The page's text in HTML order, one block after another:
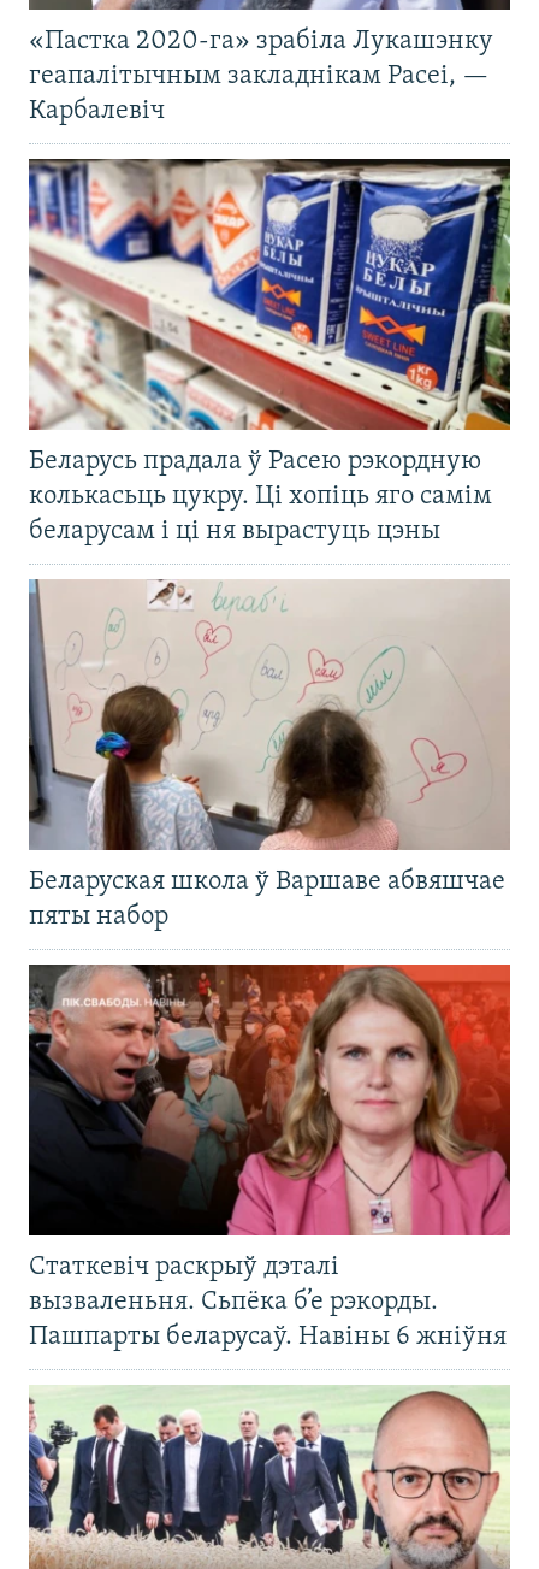
«Пастка 2020-га» зрабіла Лукашэнку
геапалітычным закладнікам Расеі, —
Карбалевіч
Беларусь прадала ў Расею рэкордную
колькасьць цукру. Ці хопіць яго самім
беларусам і ці ня вырастуць цэны
Беларуская школа ў Варшаве абвяшчае
пяты набор
Статкевіч раскрыў дэталі
вызваленьня. Сьпёка б’е рэкорды.
Пашпарты беларусаў. Навіны 6 жніўня